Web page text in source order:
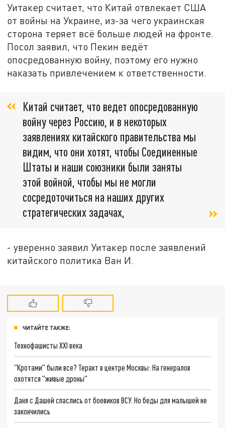
Уитакер считает, что Китай отвлекает США
от войны на Украине, из-за чего украинская
сторона теряет всё больше людей на фронте.
Посол заявил, что Пекин ведёт
опосредованную войну, поэтому его нужно
наказать привлечением к ответственности.
Китай считает, что ведет опосредованную
войну через Россию, и в некоторых
заявлениях китайского правительства мы
видим, что они хотят, чтобы Соединенные
Штаты и наши союзники были заняты
этой войной, чтобы мы не могли
сосредоточиться на наших других
стратегических задачах,
- уверенно заявил Уитакер после заявлений
китайского политика Ван И.
ЧИТАЙТЕ ТАКЖЕ:
Технофашисты XXI века
"Кротами" были все? Теракт в центре Москвы: На генералов
охотятся "живые дроны"
Даня с Дашей спаслись от боевиков ВСУ. Но беды для малышей не
закончились